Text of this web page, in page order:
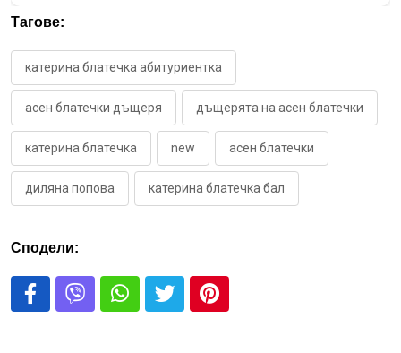
Тагове:
катерина блатечка абитуриентка
асен блатечки дъщеря дъщерята на асен блатечки
катерина блатечка new асен блатечки
диляна попова катерина блатечка бал
Сподели: